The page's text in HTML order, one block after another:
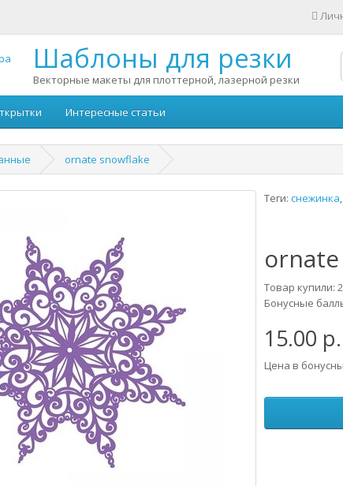
Шаблоны для резки
Векторные макеты для плоттерной, лазерной резки
Интересные статьи
ornate snowflake
Теги: снежинка,
Товар купили:
Бонусные
15.00 р.
Цена в